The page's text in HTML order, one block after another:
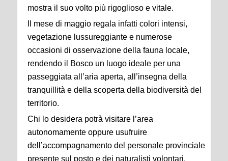
mostra il suo volto più rigoglioso e vitale.
Il mese di maggio regala infatti colori intensi,
vegetazione lussureggiante e numerose
occasioni di osservazione della fauna locale,
rendendo il Bosco un luogo ideale per una
passeggiata all’aria aperta, all’insegna della
tranquillità e della scoperta della biodiversità del
territorio.
Chi lo desidera potrà visitare l’area
autonomamente oppure usufruire
dell’accompagnamento del personale provinciale
presente sul posto e dei naturalisti volontari,